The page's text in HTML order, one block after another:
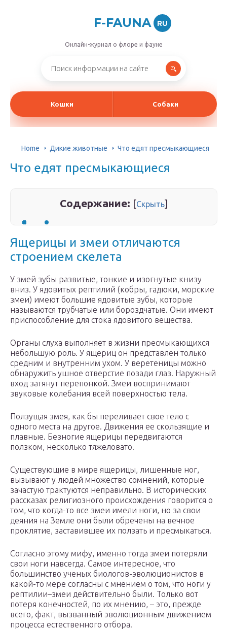
F-FAUNA RU
Онлайн-журнал о флоре и фауне
Кошки Собаки
Home Дикие животные Что едят пресмыкающиеся
Что едят пресмыкающиеся
Содержание: [Скрыть]
Ящерицы и змеи отличаются
строением скелета
У змей зубы развитые, тонкие и изогнутые книзу
вниз. У ядовитых рептилий (кобры, гадюки, морские
змеи) имеют большие ядовитые зубы, которые
называются трубчатые или бороздчатые. Они имеют
приспособление для стока ядовитого вещества.
Органы слуха выполняет в жизни пресмыкающихся
небольшую роль. У ящериц он представлен только
средним и внутренним ухом. У веретеницы можно
обнаружить ушное отверстие позади глаз. Наружный
вход затянут перепонкой. Змеи воспринимают
звуковые колебания всей поверхностью тела.
Ползущая змея, как бы переливает свое тело с
одного места на другое. Движения ее скользящие и
плавные. Безногие ящерицы передвигаются
ползком, несколько тяжеловато.
Существующие в мире ящерицы, лишенные ног,
вызывают у людей множество сомнений, которые
зачастую трактуются неправильно. В исторических
рассказах религиозного происхождения говорится о
том, что когда-то все змеи имели ноги, но за свои
деяния на Земле они были обречены на вечное
проклятие, заставившее их ползать и пресмыкаться.
Согласно этому мифу, именно тогда змеи потеряли
свои ноги навсегда. Самое интересное, что
большинство ученых биологов-эволюционистов в
какой-то мере согласны с мнением о том, что ноги у
рептилии–змеи действительно были. Только вот
потеря конечностей, по их мнению, – это, прежде
всего, факт, вызванный эволюционным движением
процесса естественного отбора.